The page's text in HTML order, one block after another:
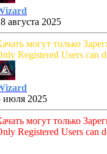
августа 2025
могут только
Registered Users can
июля 2025
могут только
Registered Users can